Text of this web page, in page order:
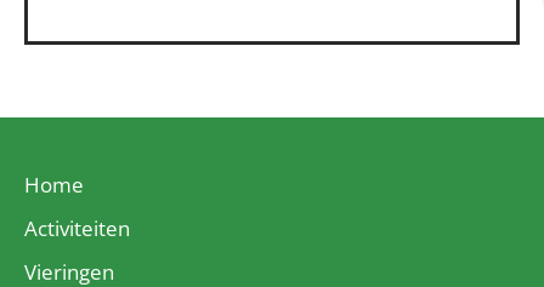
Home
Activiteiten
Vieringen